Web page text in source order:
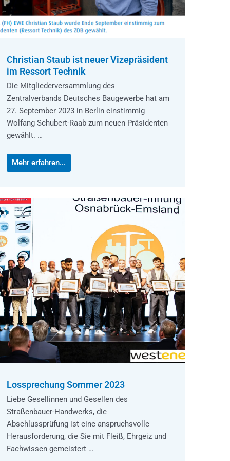
Christian Staub ist neuer Vizepräsident
im Ressort Technik
Die Mitgliederversammlung des
Zentralverbands Deutsches Baugewerbe hat am
27. September 2023 in Berlin einstimmig
Wolfang Schubert-Raab zum neuen Präsidenten
gewählt. …
Mehr erfahren...
Lossprechung Sommer 2023
Liebe Gesellinnen und Gesellen des
Straßenbauer-Handwerks, die
Abschlussprüfung ist eine anspruchsvolle
Herausforderung, die Sie mit Fleiß, Ehrgeiz und
Fachwissen gemeistert …